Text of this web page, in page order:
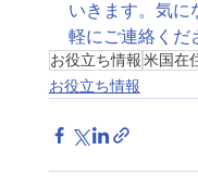
いきます。気に
軽にご連絡くだ
お役立ち情報米国在
お役立ち情報